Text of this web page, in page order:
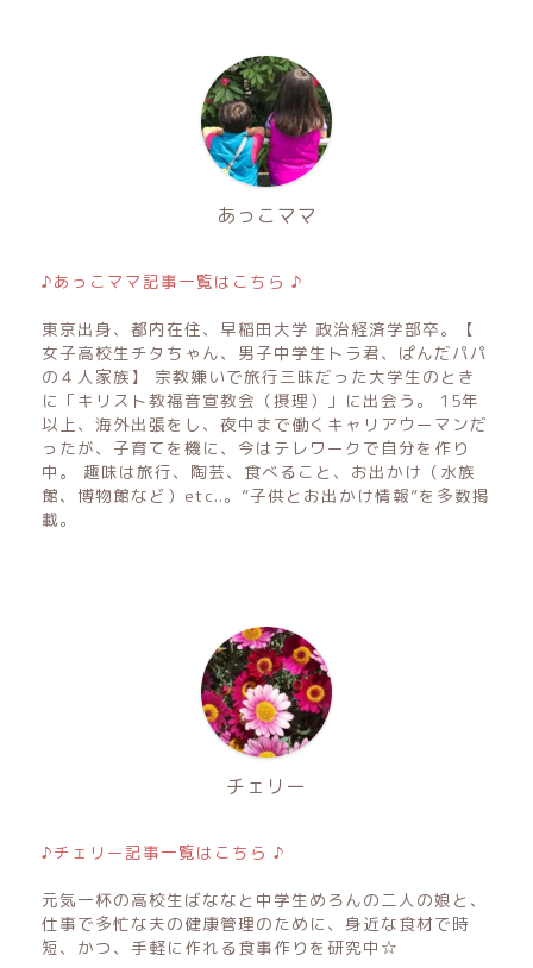
あっこママ
♪あっこママ記事一覧はこちら ♪
東京出身、都内在住、早稲田大学 政治経済学部卒。【
女子高校生チタちゃん、男子中学生トラ君、ぱんだパパ
の４人家族】 宗教嫌いで旅行三昧だった大学生のとき
に「キリスト教福音宣教会（摂理）」に出会う。 15年
以上、海外出張をし、夜中まで働くキャリアウーマンだ
ったが、子育てを機に、今はテレワークで自分を作り
中。 趣味は旅行、陶芸、食べること、お出かけ（水族
館、博物館など）etc..。”子供とお出かけ情報”を多数掲
載。
チェリー
♪チェリー記事一覧はこちら ♪
元気一杯の高校生ばななと中学生めろんの二人の娘と、
仕事で多忙な夫の健康管理のために、身近な食材で時
短、かつ、手軽に作れる食事作りを研究中☆